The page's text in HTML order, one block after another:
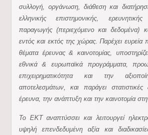
συλλογή, οργάνωση, διάθεση και
ελληνικής επιστημονικής,
παραγωγής (περιεχόμενο και δεδομένα)
εντός και εκτός της χώρας. Παρέχει ευρεία
θέματα έρευνας & καινοτομίας,
εθνικά & ευρωπαϊκά προγράμματα,
επιχειρηματικότητα και την
αποτελεσμάτων, και παράγει
έρευνα, την ανάπτυξη και την καινοτομία
Το ΕΚΤ αναπτύσσει και λειτουργεί
υψηλή επενδεδυμένη αξία και